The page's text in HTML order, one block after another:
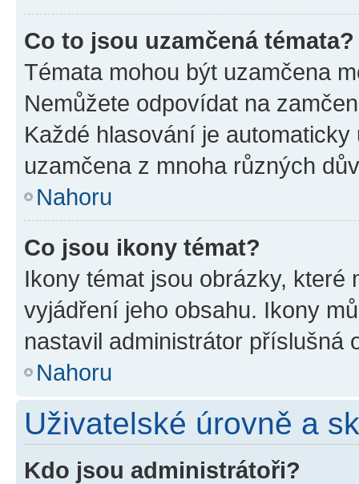
Co to jsou uzamčená témata?
Témata mohou být uzamčena
Nemůžete odpovídat na
Každé hlasování je
uzamčena z mnoha různých
Nahoru
Co jsou ikony témat?
Ikony témat jsou obrázky,
vyjádření jeho obsahu. Ikony
nastavil administrátor příslušná
Nahoru
Uživatelské úrovně a
Kdo jsou administrátoři?